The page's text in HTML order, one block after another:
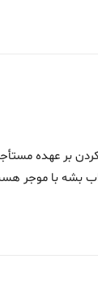
کردن بر عهده
بشه با موجر